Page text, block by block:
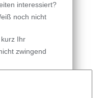
interessiert?
noch nicht
Ihr
zwingend